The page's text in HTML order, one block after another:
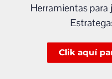
Herramientas para
Clik aquí